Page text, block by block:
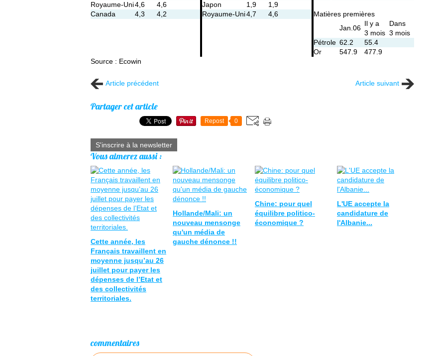
Royaume-Uni4,6
4,6
Canada
4,3 4,2
Japon
1,9
1,9
Royaume-Uni4,7 4,6
Matières premières
Jan.06
Il y a
3 mois
Dans
3 mois
Pétrole 62.2
55.4
Or
547.9
477.9
Source : Ecowin
Article précédent Article suivant
Partager cet article
Repost 0
S'inscrire à la newsletter
Vous aimerez aussi :
Cette année, les
Français travaillent en
moyenne jusqu’au 26
juillet pour payer les
dépenses de l’Etat et
des collectivités
territoriales.
Hollande/Mali: un
nouveau mensonge
qu'un média de
gauche dénonce !!
Chine: pour quel
équilibre politico-
économique ?
L'UE accepte la
candidature de
l'Albanie...
commentaires